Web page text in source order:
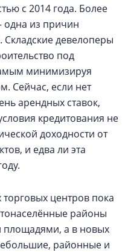
с 2014 года. Более
одна из причин
Складские девелоперы
под
минимизируя
Сейчас, если нет
арендных ставок,
кредитования не
доходности от
и едва ли эта
центров пока
районы
а в новых
районные и